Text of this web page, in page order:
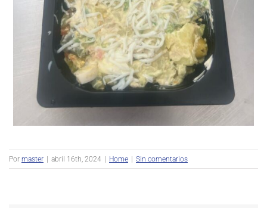
Por master abril 16th, 2024 Home Sin comentarios